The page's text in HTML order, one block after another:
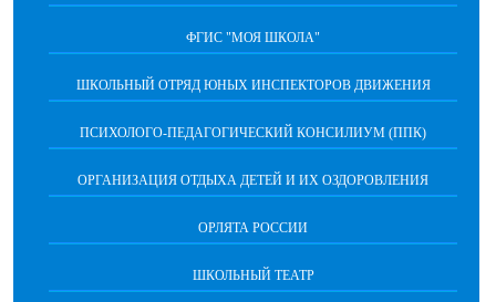
ФГИС "МОЯ ШКОЛА"
ШКОЛЬНЫЙ ОТРЯД ЮНЫХ ИНСПЕКТОРОВ ДВИЖЕНИЯ
ПСИХОЛОГО-ПЕДАГОГИЧЕСКИЙ КОНСИЛИУМ (ППК)
ОРГАНИЗАЦИЯ ОТДЫХА ДЕТЕЙ И ИХ ОЗДОРОВЛЕНИЯ
ОРЛЯТА РОССИИ
ШКОЛЬНЫЙ ТЕАТР